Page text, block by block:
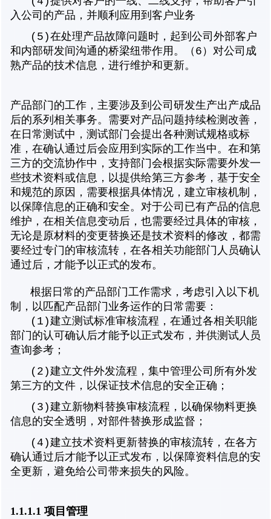
入公司的产品，并顺利应用到客户业务
(5)在处理产品故障问题时，起到公司外部客户
和内部研发间沟通的桥梁纽带作用。（6）对公司成
熟产品的技术信息，进行维护和更新。
产品部门的工作，主要涉及到公司研发生产出产成品
后的系列相关事务。需要对产品问题持续检测改善，
在日常测试中，测试部门会提出各种测试规格或标
准，在确认通过后会应用到实际的工作当中。在和第
三方的交流协作中，支持部门会根据实际需要外发一
些技术资料或信息，以提供给第三方参考，基于安全
和规范的原因，需要根据具体情况，建立审核机制，
以保障信息的正确和安全。对于公司已有产品的信息
维护，在相关信息变动后，也需要经过具体的审核，
无论是原材料的变更替换还是技术资料的修改，都需
要经过专门的审核流转，在各相关功能部门人员确认
通过后，才能予以正式的发布。
根据日常的产品部门工作需求，考虑引入以下机
制，以匹配产品部门业务运作的日常需要：
(1)建立测试标准审核流程，在通过各相关职能
部门的认可确认后才能予以正式发布，并供测试人员
查询参考；
(2)建立文件外发流程，集中管理公司所有外发
第三方的文件，以保证技术信息的安全正确；
(3)建立新物料替换审核流程，以确保物料更换
信息的安全透明，对部件替换形成监督；
(4)建立技术资料更新替换的审核流转，在各方
确认通过后才能予以正式发布，以保障资料信息的安
全更新，避免给公司带来损失的风险。
1.1.1.1 项目管理